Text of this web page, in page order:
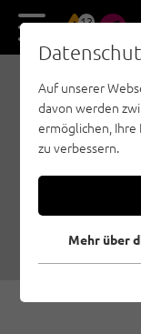
13
UM
Auf unserer
davon werden
ermöglichen,
zu verbessern.
Mehr über